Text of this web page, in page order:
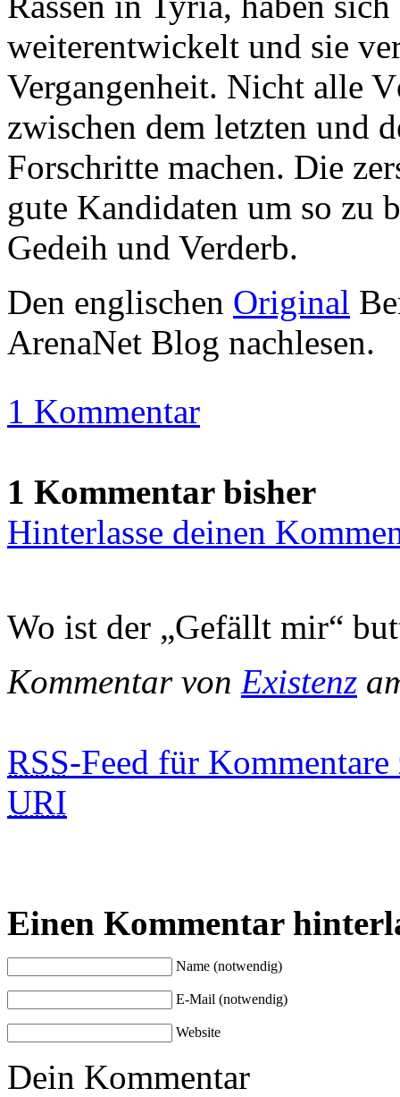
weiterentwickelt und sie
Vergangenheit. Nicht alle
zwischen dem letzten und
Forschritte machen. Die
gute Kandidaten um so zu
Gedeih und Verderb.
Den englischen Original
ArenaNet Blog nachlesen.
1 Kommentar
1 Kommentar bisher
Hinterlasse deinen
Wo ist der „Gefällt mir“
Kommentar von Existenz
RSS-Feed für
URI
Einen Kommentar
Name (notwendig)
E-Mail (notwendig)
Website
Dein Kommentar